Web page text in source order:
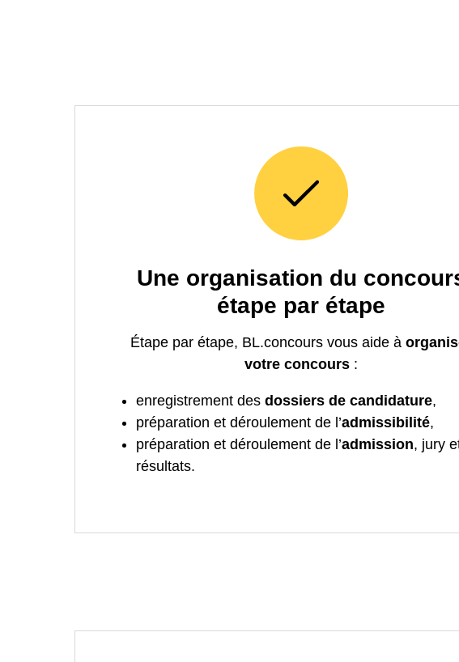
Une organisation du
étape par étape
Étape par étape, BL.concours vous aide à
votre concours :
enregistrement des dossiers de candidature,
préparation et déroulement de l’admissibilité,
préparation et déroulement de l’admission, jury
résultats.